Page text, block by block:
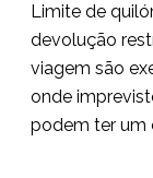
Limite de
devolução
viagem são
onde
podem ter um